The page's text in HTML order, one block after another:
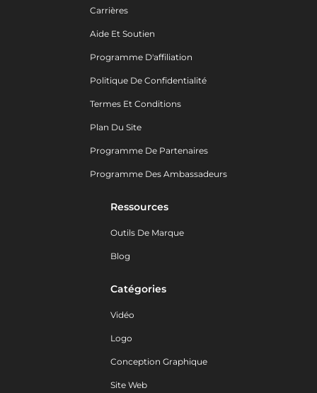
Carrières
Aide Et Soutien
Programme D'affiliation
Politique De Confidentialité
Termes Et Conditions
Plan Du Site
Programme De Partenaires
Programme Des Ambassadeurs
Ressources
Outils De Marque
Blog
Catégories
Vidéo
Logo
Conception Graphique
Site Web